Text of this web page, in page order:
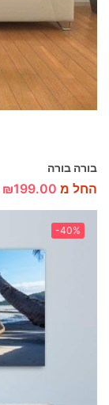
בורה בורה
החל מ ₪199.00
-40%